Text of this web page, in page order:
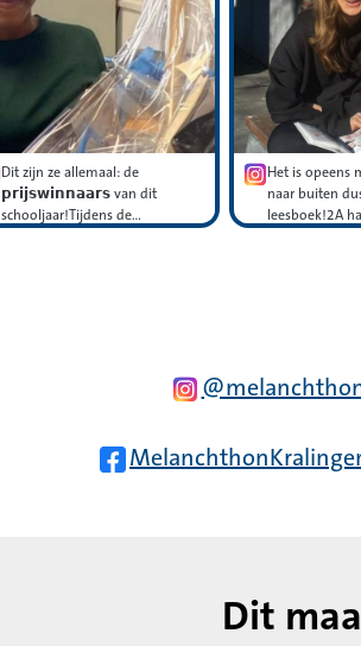
Dit zijn ze allemaal: de
𝗽𝗿𝗶𝗷𝘀𝘄𝗶𝗻𝗻𝗮𝗮𝗿𝘀 van dit
schooljaar!Tijdens de…
Het is opeens
naar buiten
leesboek!2A
Instagram
Facebook icon
Dit